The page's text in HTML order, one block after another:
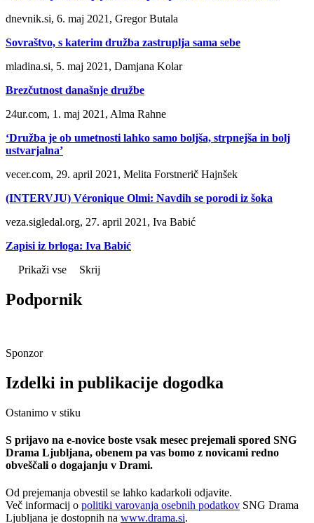
dnevnik.si, 6. maj 2021, Gregor Butala
Sovraštvo, s katerim družba zastruplja sama sebe
mladina.si, 5. maj 2021, Damjana Kolar
Brezčutnost današnje družbe
24ur.com, 1. maj 2021, Alma Rahne
‘Družba je ob umetnosti lahko samo boljša, strpnejša in bolj
ustvarjalna’
vecer.com, 29. april 2021, Melita Forstnerič Hajnšek
(INTERVJU) Véronique Olmi: Navdih se porodi iz šoka
veza.sigledal.org, 27. april 2021, Iva Babić
Zapisi iz brloga: Iva Babić
Prikaži vse
Skrij
Podpornik
Sponzor
Izdelki in publikacije dogodka
Ostanimo v stiku
S prijavo na e-novice boste vsak mesec prejemali spored SNG
Drama Ljubljana, obenem pa vas bomo z novicami redno
obveščali o dogajanju v Drami.
Od prejemanja obvestil se lahko kadarkoli odjavite.
Več informacij o politiki varovanja osebnih podatkov SNG Drama
Ljubljana je dostopnih na www.drama.si.